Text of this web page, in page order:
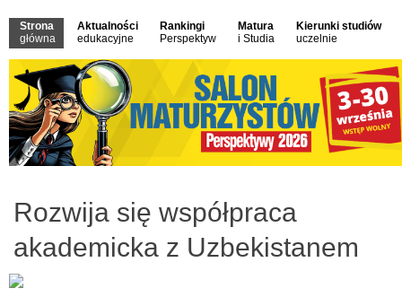
Strona
główna
Aktualności
edukacyjne
Rankingi
Perspektyw
Matura
i Studia
Kierunki studiów
uczelnie
Rozwija się współpraca
akademicka z Uzbekistanem